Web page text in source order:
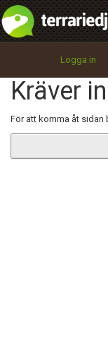
Logga in
Kräver
För att komma åt sidan
integritetspolicy
Namn:
Epost:
Begär nytt